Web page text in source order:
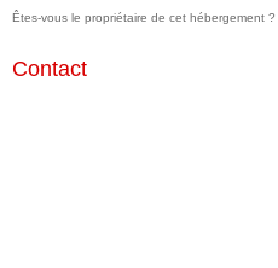
Êtes-vous le propriétaire de cet hébergement ?
Contact